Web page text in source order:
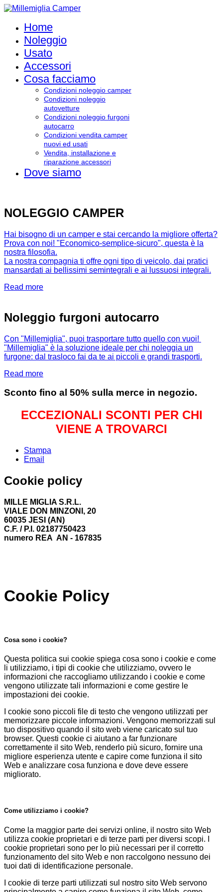
Home
Noleggio
Usato
Accessori
Cosa facciamo
Condizioni noleggio camper
Condizioni noleggio
autovetture
Condizioni noleggio furgoni
autocarro
Condizioni vendita camper
nuovi ed usati
Vendita, installazione e
riparazione accessori
Dove siamo
NOLEGGIO CAMPER
Hai bisogno di un camper e stai cercando la migliore offerta?
Prova con noi! "Economico-semplice-sicuro", questa è la
nostra filosofia.
La nostra compagnia ti offre ogni tipo di veicolo, dai pratici
mansardati ai bellissimi semintegrali e ai lussuosi integrali.
Read more
Noleggio furgoni autocarro
Con "Millemiglia", puoi trasportare tutto quello con vuoi!
"Millemiglia" è la soluzione ideale per chi noleggia un
furgone: dal trasloco fai da te ai piccoli e grandi trasporti.
Read more
Sconto fino al 50% sulla merce in negozio.
ECCEZIONALI SCONTI PER CHI
VIENE A TROVARCI
Stampa
Email
Cookie policy
MILLE MIGLIA S.R.L.
VIALE DON MINZONI, 20
60035 JESI (AN)
C.F. / P.I. 02187750423
numero REA AN - 167835
Cookie Policy
Cosa sono i cookie?
Questa politica sui cookie spiega cosa sono i cookie e come
li utilizziamo, i tipi di cookie che utilizziamo, ovvero le
informazioni che raccogliamo utilizzando i cookie e come
vengono utilizzate tali informazioni e come gestire le
impostazioni dei cookie.
I cookie sono piccoli file di testo che vengono utilizzati per
memorizzare piccole informazioni. Vengono memorizzati sul
tuo dispositivo quando il sito web viene caricato sul tuo
browser. Questi cookie ci aiutano a far funzionare
correttamente il sito Web, renderlo più sicuro, fornire una
migliore esperienza utente e capire come funziona il sito
Web e analizzare cosa funziona e dove deve essere
migliorato.
Come utilizziamo i cookie?
Come la maggior parte dei servizi online, il nostro sito Web
utilizza cookie proprietari e di terze parti per diversi scopi. I
cookie proprietari sono per lo più necessari per il corretto
funzionamento del sito Web e non raccolgono nessuno dei
tuoi dati di identificazione personale.
I cookie di terze parti utilizzati sul nostro sito Web servono